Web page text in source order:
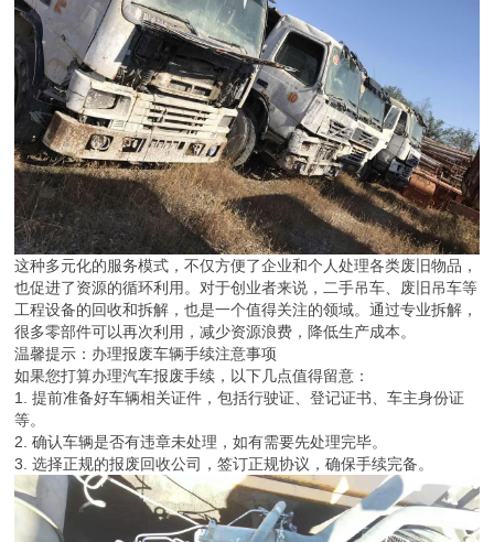
这种多元化的服务模式，不仅方便了企业和个人处理各类废旧物品，
也促进了资源的循环利用。对于创业者来说，二手吊车、废旧吊车等
工程设备的回收和拆解，也是一个值得关注的领域。通过专业拆解，
很多零部件可以再次利用，减少资源浪费，降低生产成本。
温馨提示：办理报废车辆手续注意事项
如果您打算办理汽车报废手续，以下几点值得留意：
1. 提前准备好车辆相关证件，包括行驶证、登记证书、车主身份证
等。
2. 确认车辆是否有违章未处理，如有需要先处理完毕。
3. 选择正规的报废回收公司，签订正规协议，确保手续完备。